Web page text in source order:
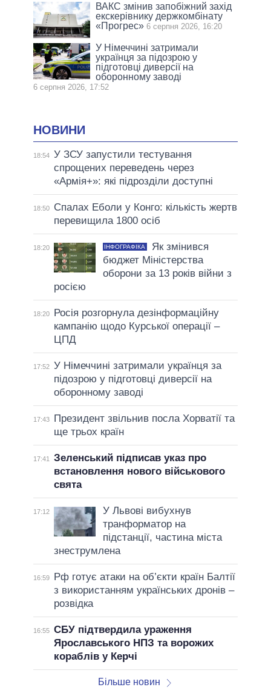
ВАКС змінив запобіжний захід
екскерівнику держкомбінату
«Прогрес» 6 серпня 2026, 16:20
У Німеччині затримали
українця за підозрою у
підготовці диверсії на
оборонному заводі
6 серпня 2026, 17:52
НОВИНИ
18:54 У ЗСУ запустили тестування
спрощених переведень через
«Армія+»: які підрозділи доступні
18:50
Спалах Еболи у Конго: кількість жертв
перевищила 1800 осіб
18:20 ІНФОГРАФІКА
Як змінився
бюджет Міністерства
оборони за 13 років війни з
росією
18:20
Росія розгорнула дезінформаційну
кампанію щодо Курської операції –
ЦПД
17:52 У Німеччині затримали українця за
підозрою у підготовці диверсії на
оборонному заводі
17:43
Президент звільнив посла Хорватії та
ще трьох країн
17:41
Зеленський підписав указ про
встановлення нового військового
свята
17:12
У Львові вибухнув
транформатор на
підстанції, частина міста
знеструмлена
16:59
Рф готує атаки на об’єкти країн Балтії
з використанням українських дронів –
розвідка
16:55 СБУ підтвердила ураження
Ярославського НПЗ та ворожих
кораблів у Керчі
Більше новин